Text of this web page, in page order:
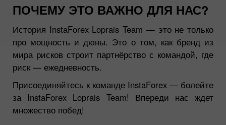
ПОЧЕМУ ЭТО ВАЖНО ДЛЯ НАС?
История InstaForex Loprais Team — это не только
про мощность и дюны. Это о том, как бренд из
мира рисков строит партнёрство с командой, где
риск — ежедневность.
Присоединяйтесь к команде InstaForex — болейте
за InstaForex Loprais Team! Впереди нас ждет
множество побед!